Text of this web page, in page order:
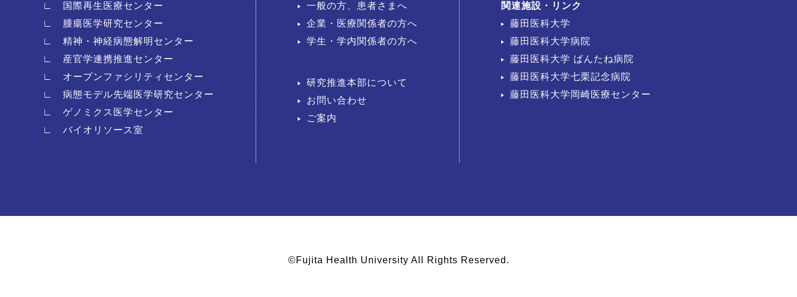
∟ 国際再生医療センター
∟ 腫瘍医学研究センター
∟ 精神・神経病態解明センター
∟ 産官学連携推進センター
∟ オープンファシリティセンター
∟ 病態モデル先端医学研究センター
∟ ゲノミクス医学センター
∟ バイオリソース室
一般の方、患者さまへ
企業・医療関係者の方へ
学生・学内関係者の方へ
研究推進本部について
お問い合わせ
ご案内
関連施設・リンク
藤田医科大学
藤田医科大学病院
藤田医科大学 ばんたね病院
藤田医科大学七栗記念病院
藤田医科大学岡崎医療センター
©Fujita Health University All Rights Reserved.